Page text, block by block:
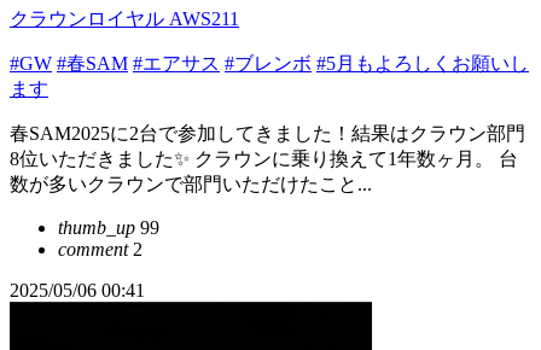
クラウンロイヤル AWS211
#GW #春SAM #エアサス #ブレンボ #5月もよろしくお願いし
ます
春SAM2025に2台で参加してきました！結果はクラウン部門
8位いただきました✨ クラウンに乗り換えて1年数ヶ月。 台
数が多いクラウンで部門いただけたこと...
thumb_up 99
comment2
2025/05/06 00:41